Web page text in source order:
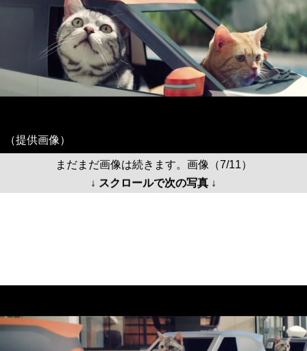
（提供画像）
まだまだ画像は続きます。画像（7/11）
↓ スクロールで次の写真 ↓